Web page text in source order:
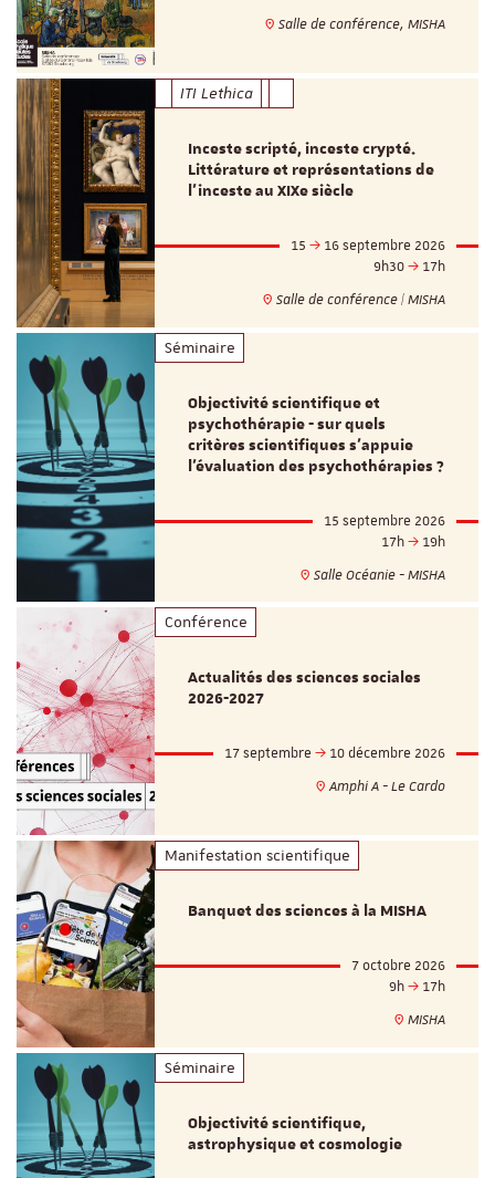
Salle de conférence, MISHA
ITI Lethica
Inceste scripté, inceste crypté.
Littérature et représentations de
l’inceste au XIXe siècle
15
16 septembre 2026
9h30
17h
Salle de conférence | MISHA
Séminaire
Objectivité scientifique et
psychothérapie - sur quels
critères scientifiques s'appuie
l'évaluation des psychothérapies ?
15 septembre 2026
17h
19h
Salle Océanie - MISHA
Conférence
Actualités des sciences sociales
2026-2027
17 septembre
10 décembre 2026
Amphi A - Le Cardo
Manifestation scientifique
Banquet des sciences à la MISHA
7 octobre 2026
9h
17h
MISHA
Séminaire
Objectivité scientifique,
astrophysique et cosmologie